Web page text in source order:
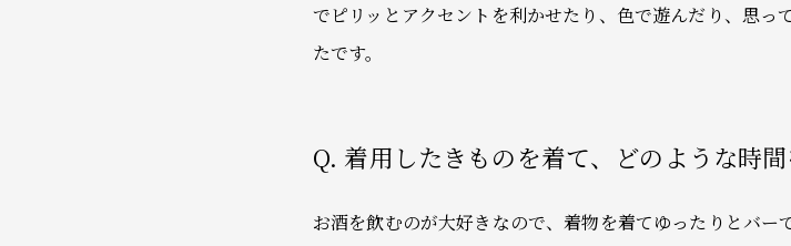
でピリッとアクセントを利かせたり、色で遊んだり、思っ
たです。
Q. 着用したきものを着て、どのような時
お酒を飲むのが大好きなので、着物を着てゆったりとバ